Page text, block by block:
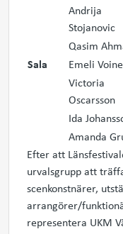
Andrija
Stojanovic
Qasim
Sala
Emeli
Victoria
Oscarsson
Ida
Amanda
Efter att
urvalsgrupp att
scenkonstnärer,
arrangörer/
representera UKM